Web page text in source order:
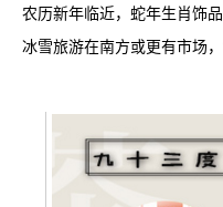
农历新年临近，蛇年生肖饰
冰雪旅游在南方或更有市场